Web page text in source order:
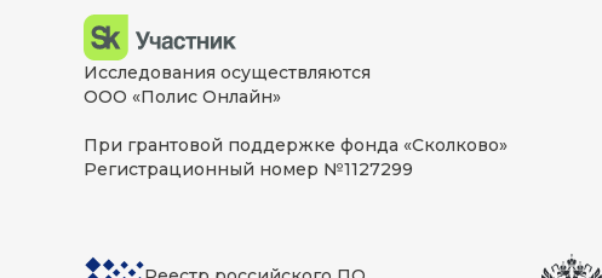
Исследования осуществляются
ООО «Полис Онлайн»
При грантовой поддержке фонда «Сколково»
Регистрационный номер №1127299